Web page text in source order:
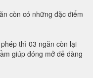
còn có những đặc điểm
thì 03 ngăn còn lại
giúp đóng mở dễ dàng